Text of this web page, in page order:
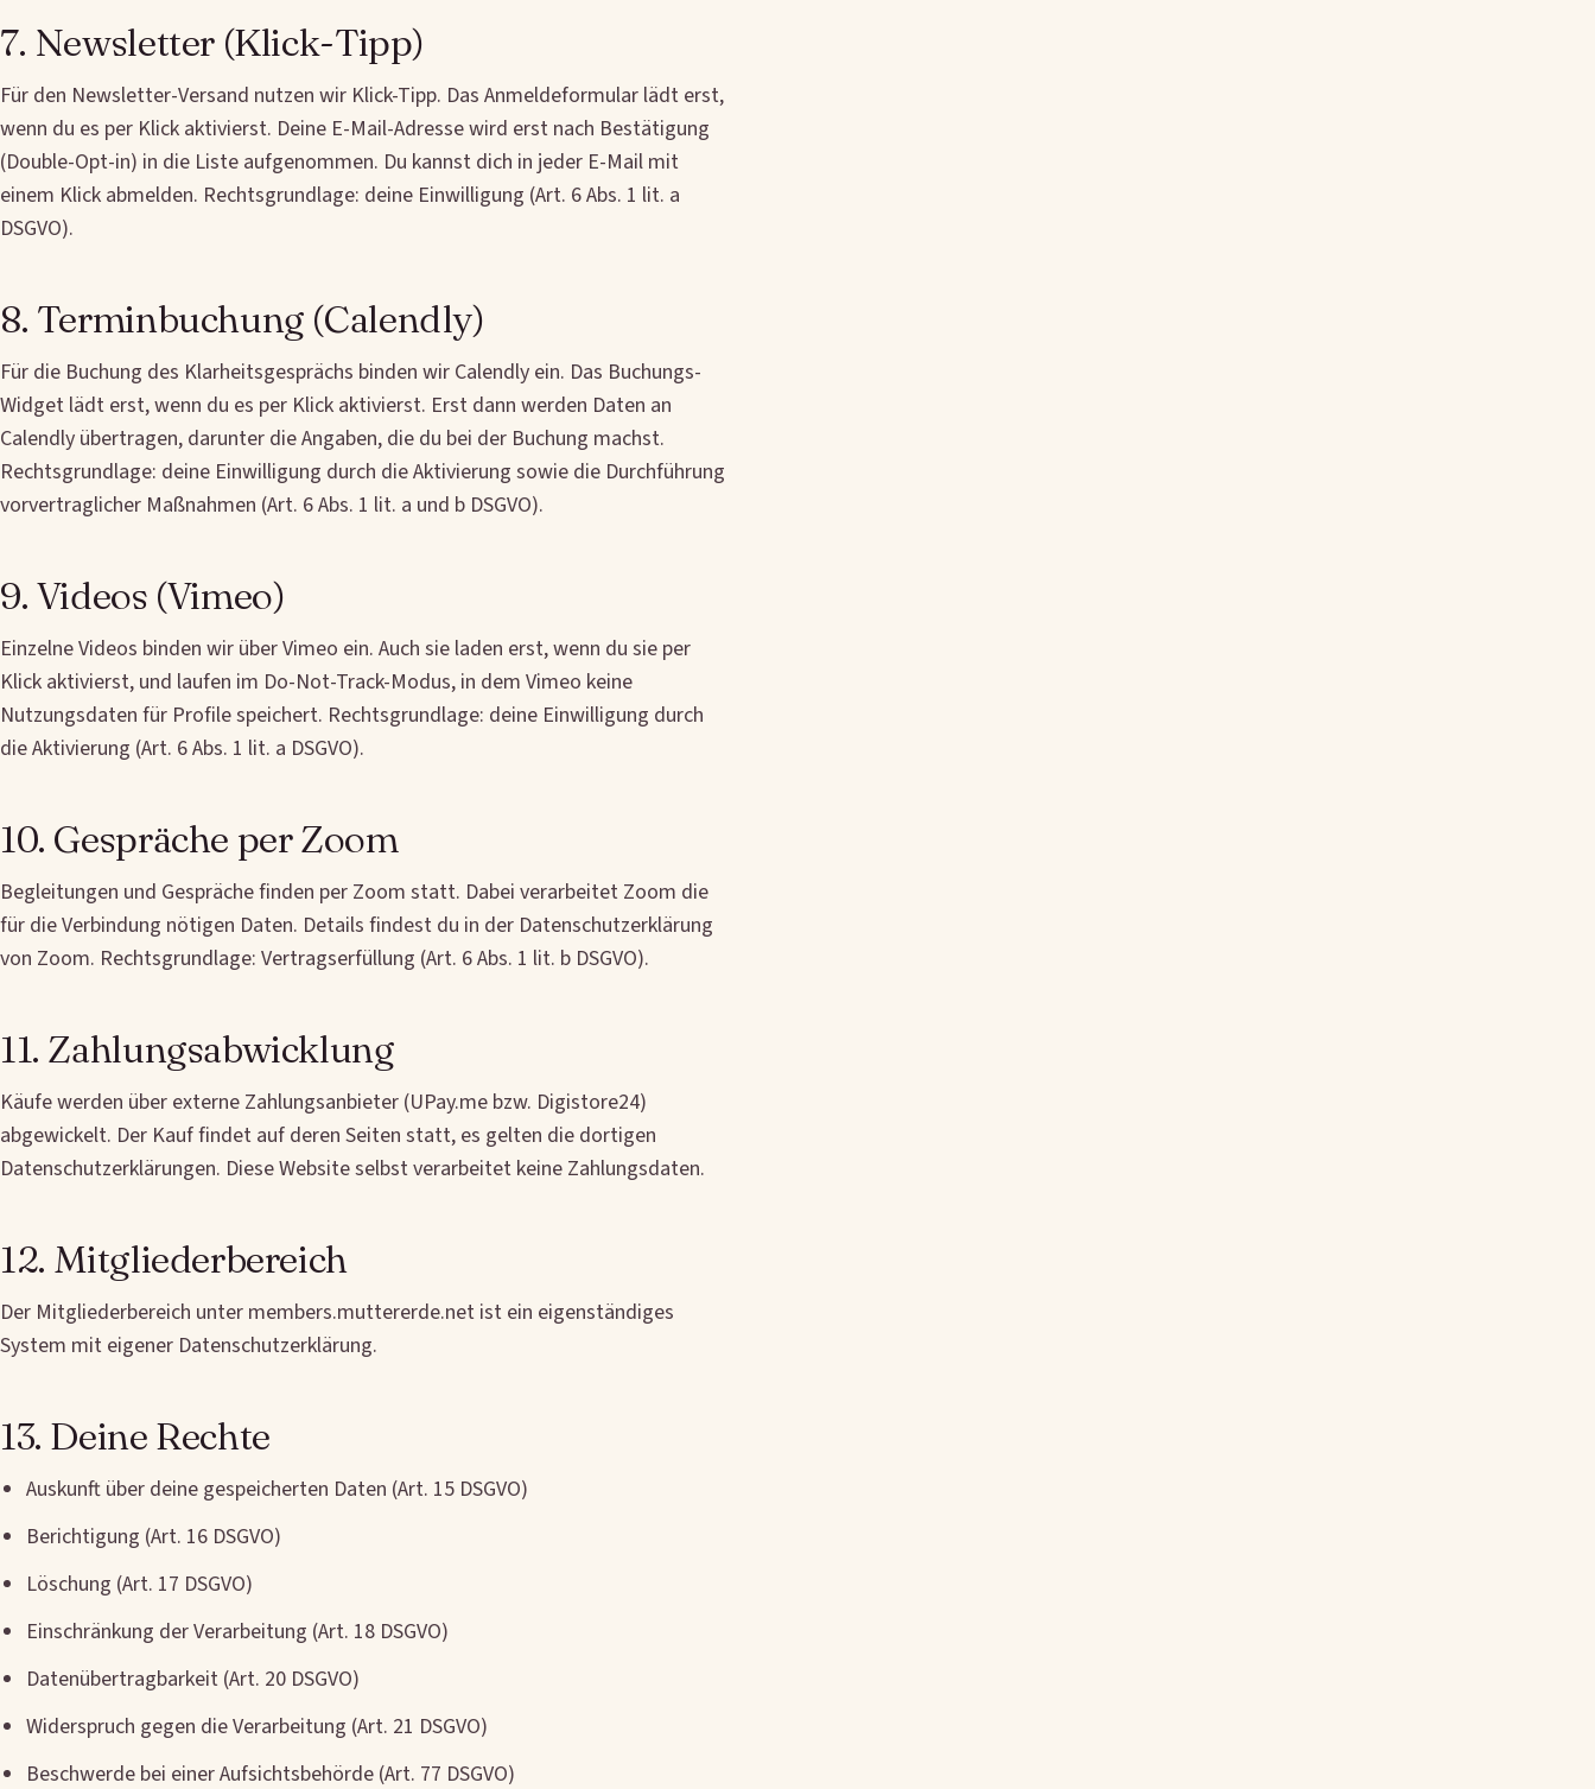
7. Newsletter (Klick-Tipp)
Für den Newsletter-Versand nutzen wir Klick-Tipp. Das Anmeldeformular lädt erst,
wenn du es per Klick aktivierst. Deine E-Mail-Adresse wird erst nach Bestätigung
(Double-Opt-in) in die Liste aufgenommen. Du kannst dich in jeder E-Mail mit
einem Klick abmelden. Rechtsgrundlage: deine Einwilligung (Art. 6 Abs. 1 lit. a
DSGVO).
8. Terminbuchung (Calendly)
Für die Buchung des Klarheitsgesprächs binden wir Calendly ein. Das Buchungs-
Widget lädt erst, wenn du es per Klick aktivierst. Erst dann werden Daten an
Calendly übertragen, darunter die Angaben, die du bei der Buchung machst.
Rechtsgrundlage: deine Einwilligung durch die Aktivierung sowie die Durchführung
vorvertraglicher Maßnahmen (Art. 6 Abs. 1 lit. a und b DSGVO).
9. Videos (Vimeo)
Einzelne Videos binden wir über Vimeo ein. Auch sie laden erst, wenn du sie per
Klick aktivierst, und laufen im Do-Not-Track-Modus, in dem Vimeo keine
Nutzungsdaten für Profile speichert. Rechtsgrundlage: deine Einwilligung durch
die Aktivierung (Art. 6 Abs. 1 lit. a DSGVO).
10. Gespräche per Zoom
Begleitungen und Gespräche finden per Zoom statt. Dabei verarbeitet Zoom die
für die Verbindung nötigen Daten. Details findest du in der Datenschutzerklärung
von Zoom. Rechtsgrundlage: Vertragserfüllung (Art. 6 Abs. 1 lit. b DSGVO).
11. Zahlungsabwicklung
Käufe werden über externe Zahlungsanbieter (UPay.me bzw. Digistore24)
abgewickelt. Der Kauf findet auf deren Seiten statt, es gelten die dortigen
Datenschutzerklärungen. Diese Website selbst verarbeitet keine Zahlungsdaten.
12. Mitgliederbereich
Der Mitgliederbereich unter members.muttererde.net ist ein eigenständiges
System mit eigener Datenschutzerklärung.
13. Deine Rechte
Auskunft über deine gespeicherten Daten (Art. 15 DSGVO)
Berichtigung (Art. 16 DSGVO)
Löschung (Art. 17 DSGVO)
Einschränkung der Verarbeitung (Art. 18 DSGVO)
Datenübertragbarkeit (Art. 20 DSGVO)
Widerspruch gegen die Verarbeitung (Art. 21 DSGVO)
Beschwerde bei einer Aufsichtsbehörde (Art. 77 DSGVO)